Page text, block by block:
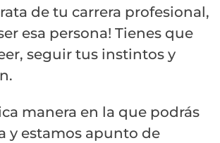
de tu carrera profesional,
esa persona! Tienes que
seguir tus instintos y
manera en la que podrás
y estamos apunto de